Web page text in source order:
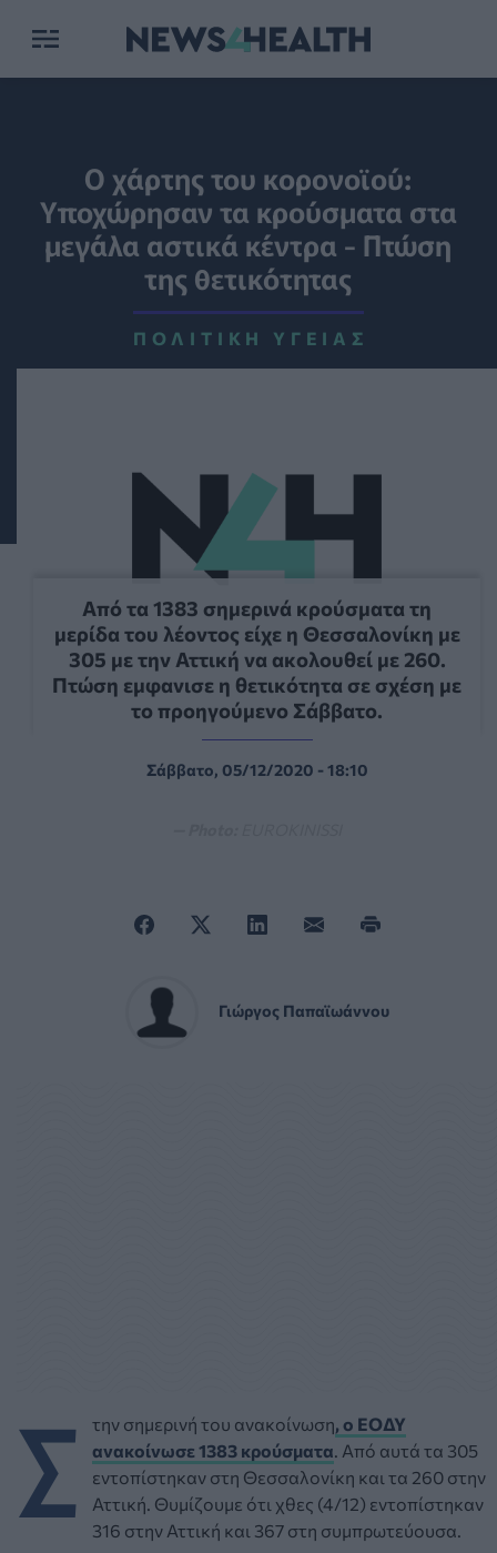
Ο χάρτης του κορονοϊού:
Υποχώρησαν τα κρούσματα στα
μεγάλα αστικά κέντρα - Πτώση
της θετικότητας
ΠΟΛΙΤΙΚΉ ΥΓΕΊΑΣ
Από τα 1383 σημερινά κρούσματα τη
μερίδα του λέοντος είχε η Θεσσαλονίκη με
305 με την Αττική να ακολουθεί με 260.
Πτώση εμφανισε η θετικότητα σε σχέση με
το προηγούμενο Σάββατο.
Σάββατο, 05/12/2020 - 18:10
Γιώργος Παπαϊωάννου
Σ την σημερινή του ανακοίνωση, ο ΕΟΔΥ
ανακοίνωσε 1383 κρούσματα . Από αυτά τα 305
εντοπίστηκαν στη Θεσσαλονίκη και τα 260 στην
Αττική. Θυμίζουμε ότι χθες (4/12) εντοπίστηκαν
316 στην Αττική και 367 στη συμπρωτεύουσα.